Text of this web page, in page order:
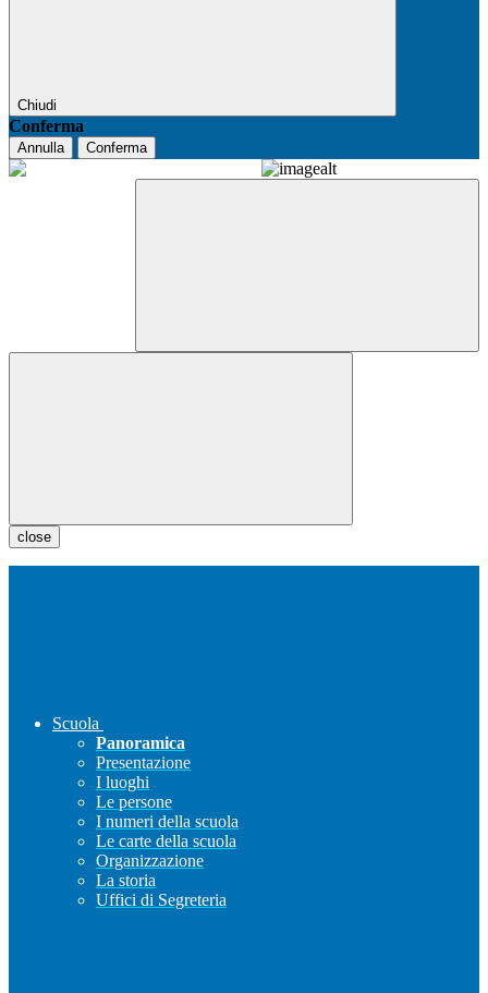
Chiudi
Conferma
Annulla Conferma
close
Scuola
Panoramica
Presentazione
I luoghi
Le persone
I numeri della scuola
Le carte della scuola
Organizzazione
La storia
Uffici di Segreteria